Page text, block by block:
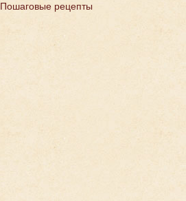
Пошаговые рецепты